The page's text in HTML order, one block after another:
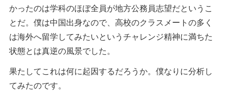
かったのは学科のほぼ全員が地方公務員志望だというこ
とだ。僕は中国出身なので、高校のクラスメートの多く
は海外へ留学してみたいというチャレンジ精神に満ちた
状態とは真逆の風景でした。
果たしてこれは何に起因するだろうか。僕なりに分析し
てみたのです。